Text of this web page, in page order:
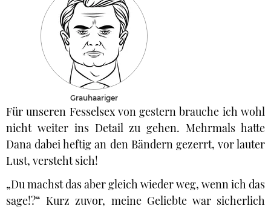
Grauhaariger
Für unseren Fesselsex von gestern brauche ich wohl
nicht weiter ins Detail zu gehen. Mehrmals hatte
Dana dabei heftig an den Bändern gezerrt, vor lauter
Lust, versteht sich!
„Du machst das aber gleich wieder weg, wenn ich das
sage!?“ Kurz zuvor, meine Geliebte war sicherlich